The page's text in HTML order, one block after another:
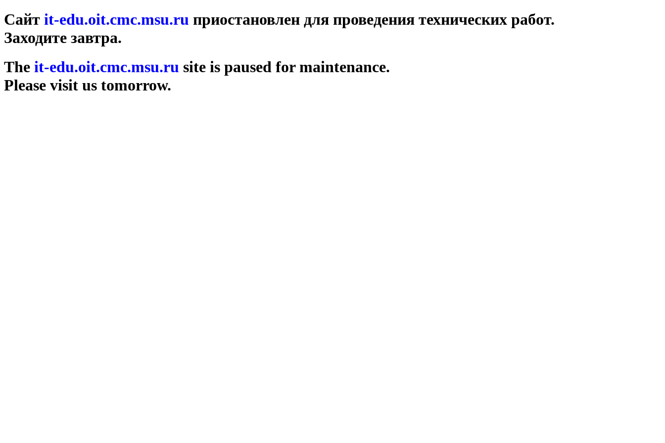
Сайт it-edu.oit.cmc.msu.ru приостановлен для проведения технических работ.
Заходите завтра.
The it-edu.oit.cmc.msu.ru site is paused for maintenance.
Please visit us tomorrow.